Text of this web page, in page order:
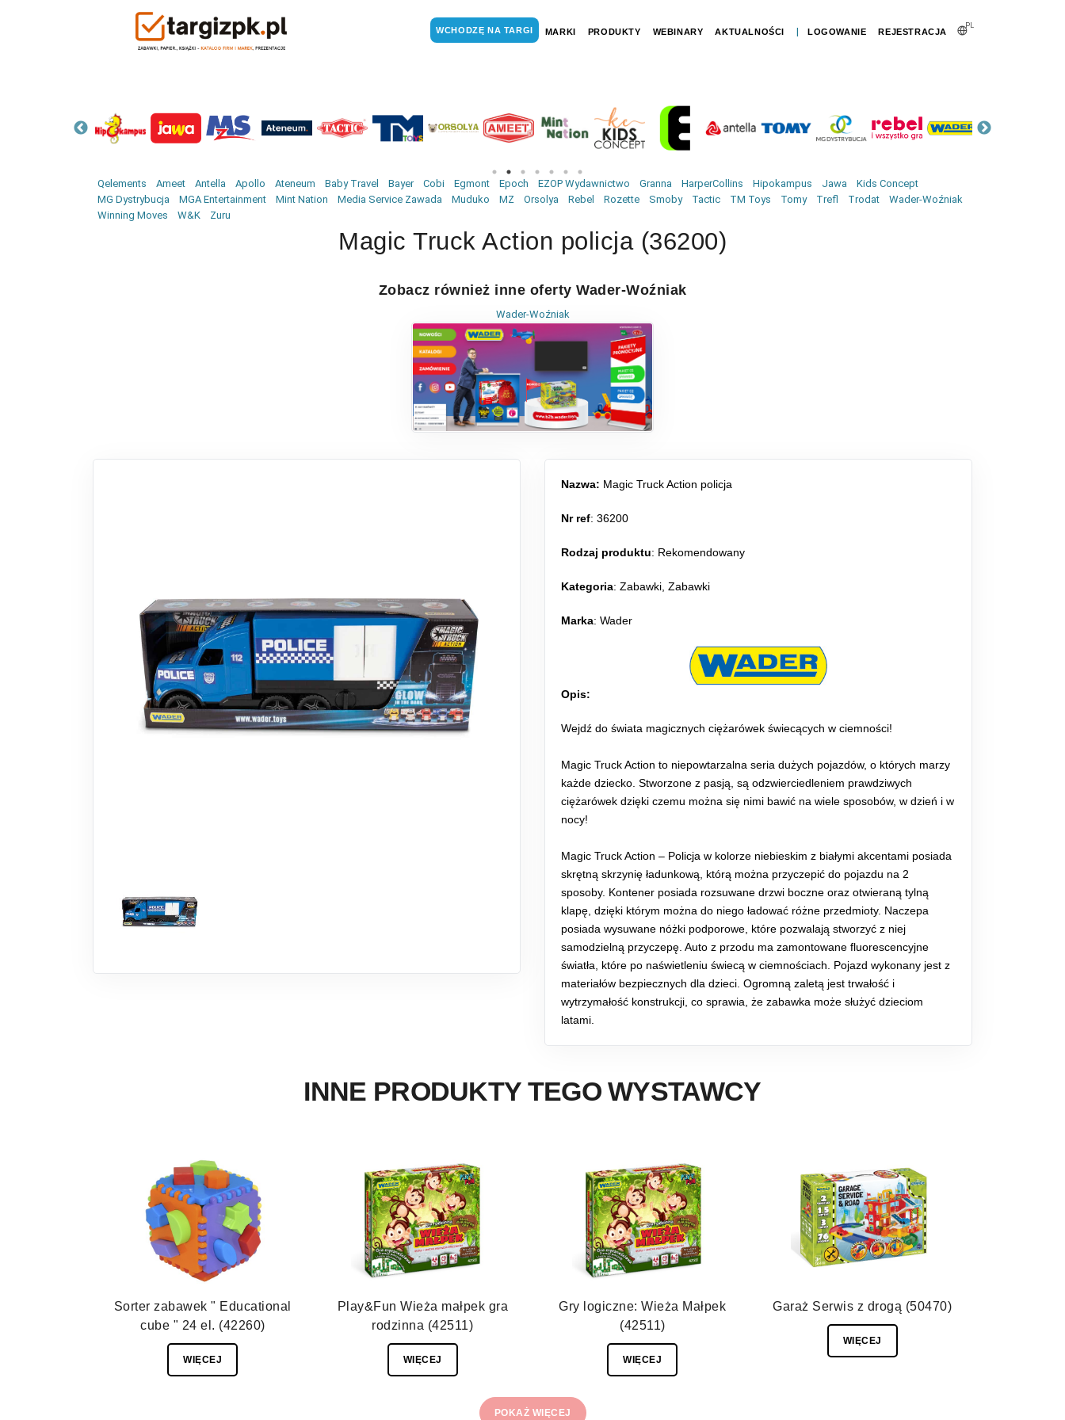
PL
WCHODZĘ NA TARGI MARKI PRODUKTY WEBINARY AKTUALNOŚCI | LOGOWANIE REJESTRACJA
Qelements Ameet Antella Apollo Ateneum Baby Travel Bayer Cobi Egmont Epoch EZOP Wydawnictwo Granna HarperCollins Hipokampus Jawa
Kids Concept
MG Dystrybucja
MGA Entertainment Mint Nation Media Service Zawada Muduko MZ Orsolya Rebel Rozette Smoby Tactic TM Toys Tomy Trefl Trodat
Wader-Woźniak
Winning Moves
W&K Zuru
Magic Truck Action policja (36200)
Zobacz również inne oferty Wader-Woźniak
Wader-Woźniak
Nazwa: Magic Truck Action policja
Nr ref: 36200
Rodzaj produktu: Rekomendowany
Kategoria: Zabawki Zabawki
Marka: Wader
Opis:
Wejdź do świata magicznych ciężarówek świecących w ciemności!
Magic Truck Action to niepowtarzalna seria dużych pojazdów, o których marzy
każde dziecko. Stworzone z pasją, są odzwierciedleniem prawdziwych
ciężarówek dzięki czemu można się nimi bawić na wiele sposobów, w dzień i w
nocy!
Magic Truck Action – Policja w kolorze niebieskim z białymi akcentami posiada
skrętną skrzynię ładunkową, którą można przyczepić do pojazdu na 2
sposoby. Kontener posiada rozsuwane drzwi boczne oraz otwieraną tylną
klapę, dzięki którym można do niego ładować różne przedmioty. Naczepa
posiada wysuwane nóżki podporowe, które pozwalają stworzyć z niej
samodzielną przyczepę. Auto z przodu ma zamontowane fluorescencyjne
światła, które po naświetleniu świecą w ciemnościach. Pojazd wykonany jest z
materiałów bezpiecznych dla dzieci. Ogromną zaletą jest trwałość i
wytrzymałość konstrukcji, co sprawia, że zabawka może służyć dzieciom
latami.
INNE PRODUKTY TEGO WYSTAWCY
Sorter zabawek " Educational
cube " 24 el. (42260)
WIĘCEJ
Play&Fun Wieża małpek gra
rodzinna (42511)
WIĘCEJ
Gry logiczne: Wieża Małpek
(42511)
WIĘCEJ
Garaż Serwis z drogą (50470)
WIĘCEJ
POKAŻ WIĘCEJ